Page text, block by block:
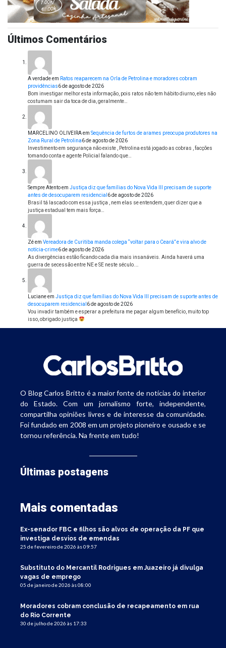
Últimos Comentários
A verdadeem Ratos reaparecem na Orla de Petrolina e moradores cobram
providências6 de agosto de 2026
Bom investigar melhor esta informação, pois ratos não tem hábito diurno, eles não
costumam sair da toca de dia, geralmente…
MARCELINO OLIVEIRAem Sequência de furtos de arames preocupa produtores na
Zona Rural de Petrolina6 de agosto de 2026
Investimento em segurança não existe , Petrolina está jogado as cobras , facções
tomando conta e agente Policial falando que…
Sempre Atentoem Justiça diz que famílias do Nova Vida III precisam de suporte
antes de desocuparem residencial 6 de agosto de 2026
Brasil tá lascado com essa justiça , nem elas se entendem, quer dizer que a
justiça estadual tem mais força…
Zéem Vereadora de Curitiba manda colega “voltar para o Ceará” e vira alvo de
notícia-crime6 de agosto de 2026
As divergências estão ficando cada dia mais insanáveis. Ainda haverá uma
guerra de secessão entre NE e SE neste século.…
Lucianeem Justiça diz que famílias do Nova Vida III precisam de suporte antes de
desocuparem residencial 6 de agosto de 2026
Vou invadir também e esperar a prefeitura me pagar algum benefício, muito top
isso, obrigado justiça
O Blog Carlos Britto é a maior fonte de notícias do interior
do Estado. Com um jornalismo forte, independente,
compartilha opiniões livres e de interesse da comunidade.
Foi fundado em 2008 em um projeto pioneiro e ousado e se
tornou referência. Na frente em tudo!
Últimas postagens
Mais comentadas
Ex-senador FBC e filhos são alvos de operação da PF que
investiga desvios de emendas
25 de fevereiro de 2026 às 09:57
Substituto do Mercantil Rodrigues em Juazeiro já divulga
vagas de emprego
05 de janeiro de 2026 às 08:00
Moradores cobram conclusão de recapeamento em rua
do Rio Corrente
30 de julho de 2026 às 17:33